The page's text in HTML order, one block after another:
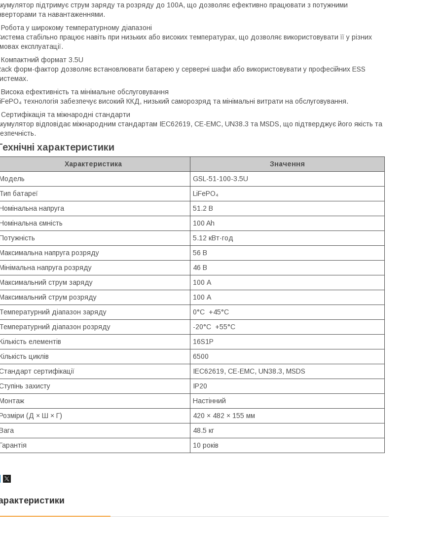
підтримує струм заряду та розряду до 100А, що дозволяє ефективно працювати з потужними
та навантаженнями.
Робота у широкому температурному діапазоні
стабільно працює навіть при низьких або високих температурах, що дозволяє використовувати її у різних
експлуатації.
Компактний формат 3.5U
форм-фактор дозволяє встановлювати батарею у серверні шафи або використовувати у професійних ESS
Висока ефективність та мінімальне обслуговування
технологія забезпечує високий ККД, низький саморозряд та мінімальні витрати на обслуговування.
Сертифікація та міжнародні стандарти
відповідає міжнародним стандартам IEC62619, CE-EMC, UN38.3 та MSDS, що підтверджує його якість та
характеристики
Характеристика
Значення
GSL-51-100-3.5U
батареї
LiFePO₄
напруга
51.2 В
ємність
100 Ah
5.12 кВт·год
напруга розряду
56 В
напруга розряду
46 В
струм заряду
100 А
струм розряду
100 А
діапазон заряду
0°C +45°C
діапазон розряду
-20°C +55°C
елементів
16S1P
циклів
6500
сертифікації
IEC62619, CE-EMC, UN38.3, MSDS
захисту
IP20
Настінний
(Д × Ш × Г)
420 × 482 × 155 мм
48.5 кг
10 років